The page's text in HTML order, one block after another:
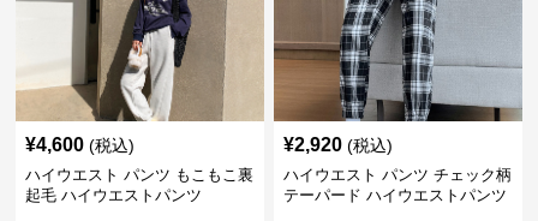
¥4,600 (税込)
ハイウエスト パンツ もこもこ裏
起毛 ハイウエストパンツ
¥2,920 (税込)
ハイウエスト パンツ チェック柄
テーパード ハイウエストパンツ